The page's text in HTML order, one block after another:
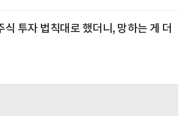
투자 법칙대로 했더니, 망하는 게 더